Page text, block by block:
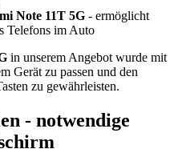
Note 11T 5G - ermöglicht
Telefons im Auto
in unserem Angebot wurde mit
Gerät zu passen und den
zu gewährleisten.
- notwendige